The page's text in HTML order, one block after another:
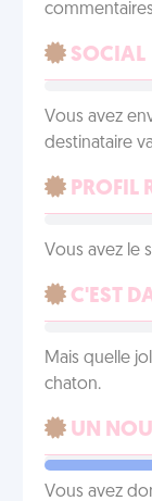
SOCIAL
Vous avez
destinataire
PROFIL
Vous avez le
C'EST
Mais quelle
chaton.
UN
Vous avez